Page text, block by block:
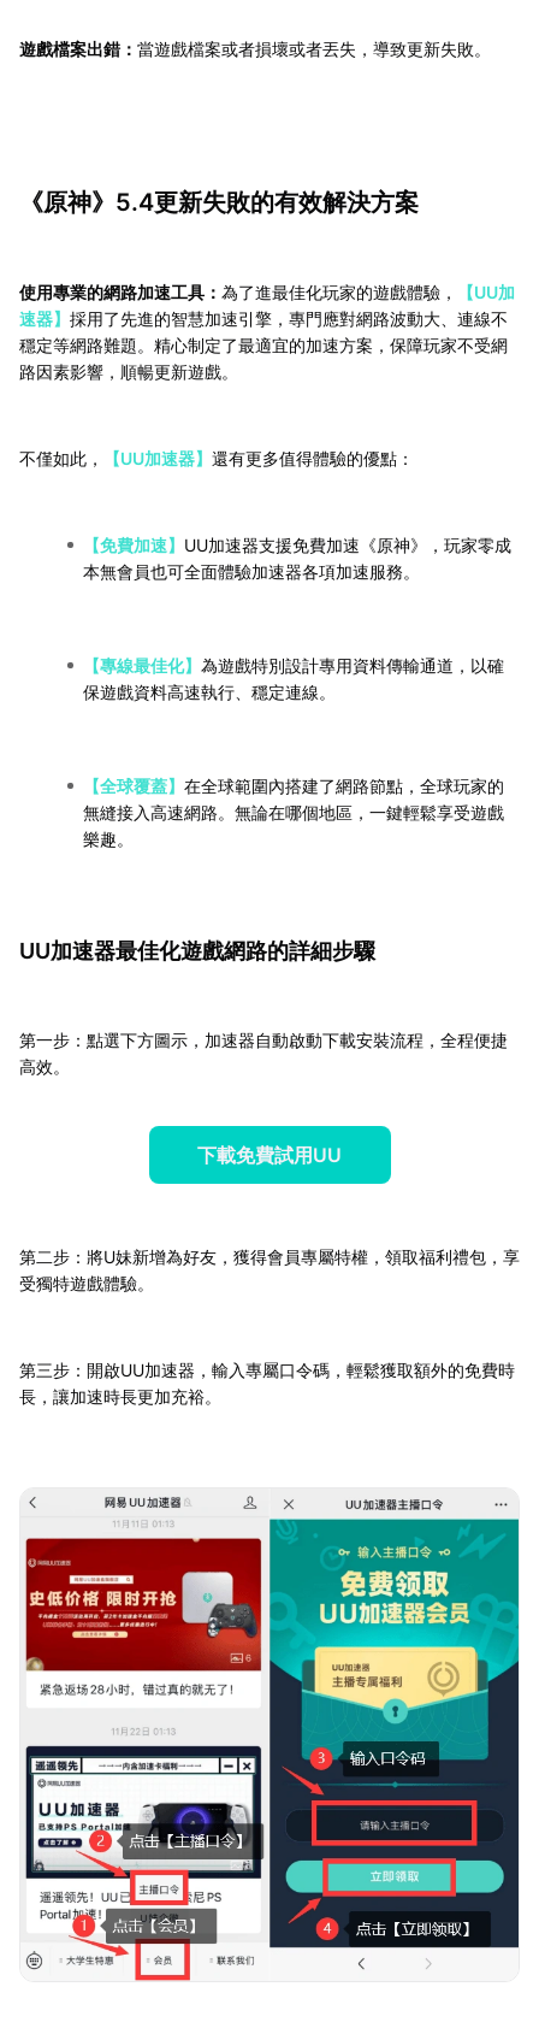
遊戲檔案出錯： 當遊戲檔案或者損壞或者丟失，導致更新失敗。
《原神》5.4更新失敗的有效解決方案
使用專業的網路加速工具： 為了進最佳化玩家的遊戲體驗，
【UU加
速器】 採用了先進的智慧加速引擎，專門應對網路波動大、連線不
穩定等網路難題。精心制定了最適宜的加速方案，保障玩家不受網
路因素影響，順暢更新遊戲。
不僅如此， 【UU加速器】 還有更多值得體驗的優點：
【免費加速】 UU加速器支援免費加速《原神》，玩家零成
本無會員也可全面體驗加速器各項加速服務。
【專線最佳化】 為遊戲特別設計專用資料傳輸通道，以確
保遊戲資料高速執行、穩定連線。
【全球覆蓋】 在全球範圍內搭建了網路節點，全球玩家的
無縫接入高速網路。無論在哪個地區，一鍵輕鬆享受遊戲
樂趣。
UU加速器最佳化遊戲網路的詳細步驟
第一步：點選下方圖示，加速器自動啟動下載安裝流程，全程便捷
高效。
下載免費試用UU
第二步：將U妹新增為好友，獲得會員專屬特權，領取福利禮包，享
受獨特遊戲體驗。
第三步：開啟UU加速器，輸入專屬口令碼，輕鬆獲取額外的免費時
長，讓加速時長更加充裕。